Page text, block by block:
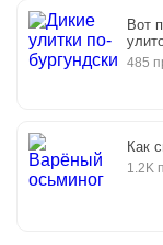
Вот
485
Как
1.2K